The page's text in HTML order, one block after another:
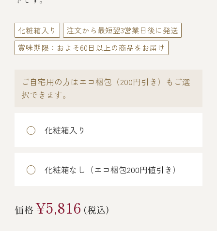
(中納言/鉄板焼ひかり)
（中納言厨房）
中納言
お弁当（冷凍）
その他
ギフト/贈り物
価格で探す
化粧箱入り
注文から最短翌3営業日後に発送
賞味期限：およそ60日以上の商品をお届け
ご自宅用の方はエコ梱包（200円引き）もご選
択できます。
化粧箱入り
化粧箱なし（エコ梱包200円値引き）
価格¥5,816 (税込)